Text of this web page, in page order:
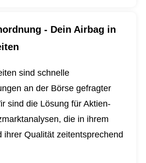
- Dein Airbag in
sind schnelle
an der Börse gefragter
sind die Lösung für Aktien-
die in ihrem
ihrer Qualität zeitentsprechend